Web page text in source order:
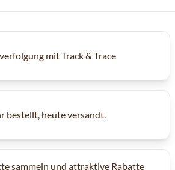
mit Track & Trace
bestellt, heute versandt.
sammeln und attraktive Rabatte